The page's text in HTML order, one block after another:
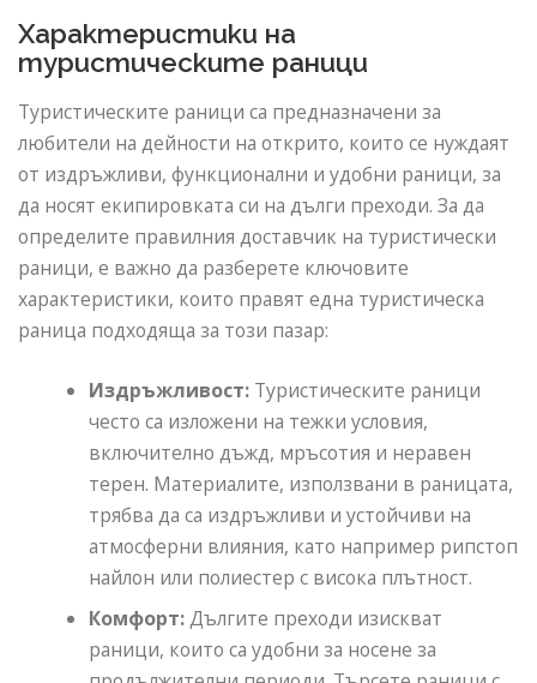
Характеристики на
туристическите раници
Туристическите раници са предназначени за
любители на дейности на открито, които се нуждаят
от издръжливи, функционални и удобни раници, за
да носят екипировката си на дълги преходи. За да
определите правилния доставчик на туристически
раници, е важно да разберете ключовите
характеристики, които правят една туристическа
раница подходяща за този пазар:
Издръжливост: Туристическите раници
често са изложени на тежки условия,
включително дъжд, мръсотия и неравен
терен. Материалите, използвани в раницата,
трябва да са издръжливи и устойчиви на
атмосферни влияния, като например рипстоп
найлон или полиестер с висока плътност.
Комфорт:Дългите преходи изискват
раници, които са удобни за носене за